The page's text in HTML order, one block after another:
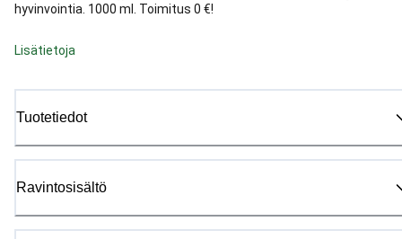
hyvinvointia. 1000 ml. Toimitus 0 €!
Lisätietoja
Tuotetiedot
Ravintosisältö